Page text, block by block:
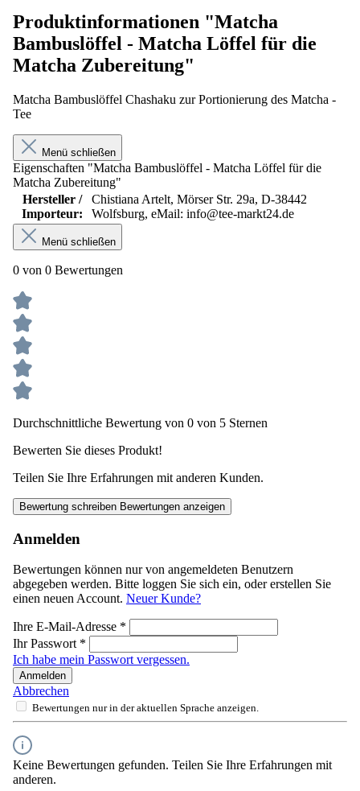
Produktinformationen "Matcha
Bambuslöffel - Matcha Löffel für die
Matcha Zubereitung"
Matcha Bambuslöffel Chashaku zur Portionierung des Matcha -
Tee
Menü schließen
Eigenschaften "Matcha Bambuslöffel - Matcha Löffel für die
Matcha Zubereitung"
Hersteller /
Importeur:
Chistiana Artelt, Mörser Str. 29a, D-38442
Wolfsburg, eMail: info@tee-markt24.de
Menü schließen
0 von 0 Bewertungen
Durchschnittliche Bewertung von 0 von 5 Sternen
Bewerten Sie dieses Produkt!
Teilen Sie Ihre Erfahrungen mit anderen Kunden.
Bewertung schreiben Bewertungen anzeigen
Anmelden
Bewertungen können nur von angemeldeten Benutzern
abgegeben werden. Bitte loggen Sie sich ein, oder erstellen Sie
einen neuen Account. Neuer Kunde?
Ihre E-Mail-Adresse *
Ihr Passwort *
Ich habe mein Passwort vergessen.
Anmelden
Abbrechen
Bewertungen nur in der aktuellen Sprache anzeigen.
Keine Bewertungen gefunden. Teilen Sie Ihre Erfahrungen mit
anderen.